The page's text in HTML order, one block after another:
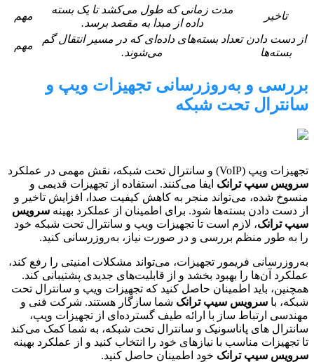
تاخیر
مدت زمانی که طول می‌کشد تا یک بسته
داده از مبدا به مقصد برسد.
مهم
از دست دادن
بسته‌ها
تعداد بسته‌های داده‌ای که در مسیر انتقال گم
می‌شوند.
مهم
بررسی و به‌روزرسانی تجهیزات ویپ و
سانترال تحت شبکه
تجهیزات ویپ (VoIP) و سانترال تحت شبکه، نقش مهمی در عملکرد
سرویس سیپ ترانک ایفا می‌کنند. استفاده از تجهیزات قدیمی و
منسوخ شده، می‌تواند منجر به کاهش کیفیت صدا، افزایش تاخیر و
از دست دادن بسته‌ها شود. برای اطمینان از عملکرد بهینه سرویس
سیپ ترانک، لازم است تا تجهیزات ویپ و سانترال تحت شبکه خود
را به طور منظم بررسی و در صورت نیاز، به‌روزرسانی کنید.
به‌روزرسانی فریمور تجهیزات، می‌تواند مشکلات امنیتی را رفع کند،
عملکرد آن‌ها را بهبود بخشد و از قابلیت‌های جدیدی پشتیبانی کند.
همچنین، باید اطمینان حاصل کنید که تجهیزات ویپ و سانترال تحت
شبکه، با سرویس سیپ ترانک شما سازگار هستند. شرکت فنی و
مهندسی ارتباط ساز با ارائه طیف گسترده‌ای از تجهیزات ویپ،
سانترال های پاناسونیک و سانترال تحت شبکه، به شما کمک می‌کند
تا تجهیزات مناسب با نیازهای خود را انتخاب کنید و از عملکرد بهینه
سرویس سیپ ترانک خود اطمینان حاصل کنید.